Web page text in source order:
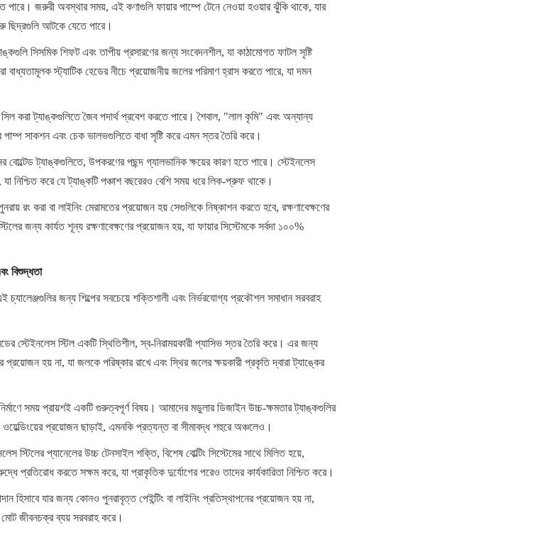
পারে। জরুরী অবস্থার সময়, এই কণাগুলি ফায়ার পাম্পে টেনে নেওয়া হওয়ার ঝুঁকি থাকে, যার
ছিদ্রগুলি আটকে যেতে পারে।
সিসমিক শিফট এবং তাপীয় প্রসারণের জন্য সংবেদনশীল, যা কাঠামোগত ফাটল সৃষ্টি
স্ট্যাটিক হেডের নীচে প্রয়োজনীয় জলের পরিমাণ হ্রাস করতে পারে, যা দমন
সিল করা ট্যাঙ্কগুলিতে জৈব পদার্থ প্রবেশ করতে পারে। শৈবাল, "লাল কৃমি" এবং অন্যান্য
পাম্প সাকশন এবং চেক ভালভগুলিতে বাধা সৃষ্টি করে এমন স্তর তৈরি করে।
বোল্টেড ট্যাঙ্কগুলিতে, উপকরণের পছন্দ গ্যালভানিক ক্ষয়ের কারণ হতে পারে। স্টেইনলেস
যা নিশ্চিত করে যে ট্যাঙ্কটি পঞ্চাশ বছরেরও বেশি সময় ধরে লিক-প্রুফ থাকে।
রং করা বা লাইনিং মেরামতের প্রয়োজন হয় সেগুলিকে নিষ্কাশন করতে হবে, রক্ষণাবেক্ষণের
জন্য কার্যত শূন্য রক্ষণাবেক্ষণের প্রয়োজন হয়, যা ফায়ার সিস্টেমকে সর্বদা ১০০%
বিশুদ্ধতা
চ্যালেঞ্জগুলির জন্য শিল্পের সবচেয়ে শক্তিশালী এবং নির্ভরযোগ্য প্রকৌশল সমাধান সরবরাহ
স্টেইনলেস স্টিল একটি স্থিতিশীল, স্ব-নিরাময়কারী প্যাসিভ স্তর তৈরি করে। এর জন্য
হয় না, যা জলকে পরিষ্কার রাখে এবং স্থির জলের ক্ষয়কারী প্রকৃতি দ্বারা ট্যাঙ্কের
সময় প্রায়শই একটি গুরুত্বপূর্ণ বিষয়। আমাদের মডুলার ডিজাইন উচ্চ-ক্ষমতার ট্যাঙ্কগুলির
প্রয়োজন ছাড়াই, এমনকি প্রত্যন্ত বা সীমাবদ্ধ শহুরে অঞ্চলেও।
স্টিলের প্যানেলের উচ্চ টেনসাইল শক্তি, বিশেষ বোল্টিং সিস্টেমের সাথে মিলিত হয়ে,
প্রতিরোধ করতে সক্ষম করে, যা প্রাকৃতিক দুর্যোগের পরেও তাদের কার্যকারিতা নিশ্চিত করে।
হিসাবে যার জন্য কোনও পুনরাবৃত্ত পেইন্টিং বা লাইনিং প্রতিস্থাপনের প্রয়োজন হয় না,
মোট জীবনচক্র ব্যয় সরবরাহ করে।